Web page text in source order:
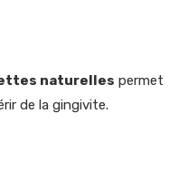
naturelles permet
de la gingivite.